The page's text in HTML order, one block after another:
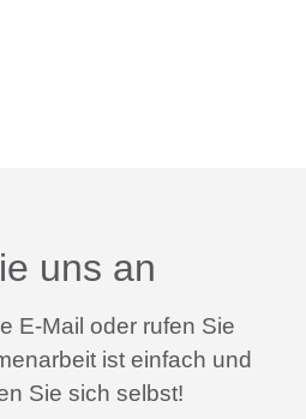
uns an
E-Mail oder rufen Sie
ist einfach und
Sie sich selbst!